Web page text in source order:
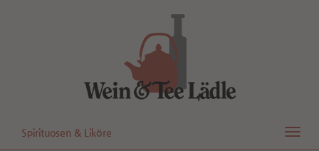
Spirituosen & Liköre